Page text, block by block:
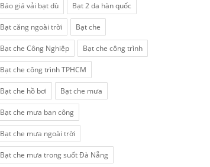
Báo giá vải bạt dù Bạt 2 da hàn quốc
Bạt căng ngoài trời Bạt che
Bạt che Công Nghiệp Bạt che công trình
Bạt che công trình TPHCM
Bạt che hồ bơi Bạt che mưa
Bạt che mưa ban công
Bạt che mưa ngoài trời
Bạt che mưa trong suốt Đà Nẵng